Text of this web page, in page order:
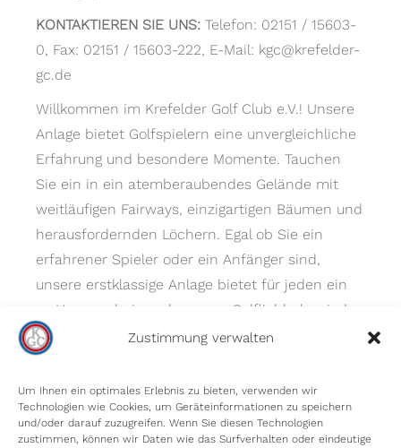
Zustimmung verwalten
Um Ihnen ein optimales Erlebnis zu bieten, verwenden wir
Technologien wie Cookies, um Geräteinformationen zu speichern
und/oder darauf zuzugreifen. Wenn Sie diesen Technologien
zustimmen, können wir Daten wie das Surfverhalten oder eindeutige
KONTAKTIEREN SIE UNS: Telefon: 02151 / 15603-
0, Fax: 02151 / 15603-222, E-Mail: kgc@krefelder-
gc.de
Willkommen im Krefelder Golf Club e.V.! Unsere
Anlage bietet Golfspielern eine unvergleichliche
Erfahrung und besondere Momente. Tauchen
Sie ein in ein atemberaubendes Gelände mit
weitläufigen Fairways, einzigartigen Bäumen und
herausfordernden Löchern. Egal ob Sie ein
erfahrener Spieler oder ein Anfänger sind,
unsere erstklassige Anlage bietet für jeden ein
zu Hause – bei uns kommen Golfliebhaber jeder
Spielstärke auf ihre Kosten.